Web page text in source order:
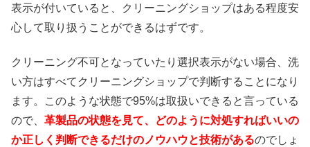
表示が付いていると、クリーニングショップはある程度安
心して取り扱うことができるはずです。
クリーニング不可となっていたり選択表示がない場合、洗
い方はすべてクリーニングショップで判断することになり
ます。このような状態で95%は取扱いできると言っている
ので、 革製品の状態を見て、どのように対処すればいいの
か正しく判断できるだけのノウハウと技術があるのでしょ